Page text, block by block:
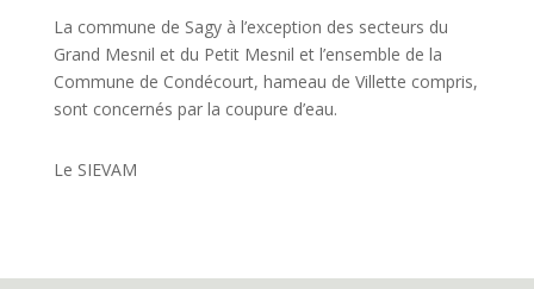
La commune de Sagy à l’exception des secteurs du
Grand Mesnil et du Petit Mesnil et l’ensemble de la
Commune de Condécourt, hameau de Villette compris,
sont concernés par la coupure d’eau.
Le SIEVAM